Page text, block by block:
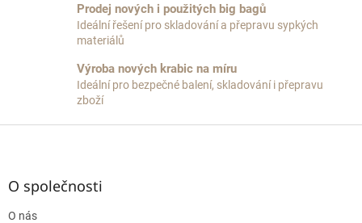
v
ý
s
u
Prodej nových i použitých big bagů
Ideální řešení pro skladování a přepravu sypkých
materiálů
Výroba nových krabic na míru
Ideální pro bezpečné balení, skladování i přepravu
zboží
Z
O společnosti
O nás